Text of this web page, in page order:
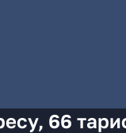
66